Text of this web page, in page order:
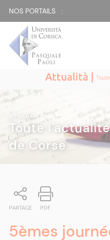
NOS PORTAILS :
Attualità |
ATTUALITÀ|
Toute
de Corse
PARTAGE PDF
5èmes